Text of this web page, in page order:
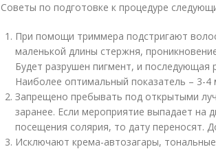
Советы по подготовке к процедуре
При помощи триммера подстригают
маленькой длины стержня,
Будет разрушен пигмент, и последующая
Наиболее оптимальный показатель – 3-4
Запрещено пребывать под открытыми
заранее. Если мероприятие выпадает на
посещения солярия, то дату переносят.
Исключают крема-автозагары,